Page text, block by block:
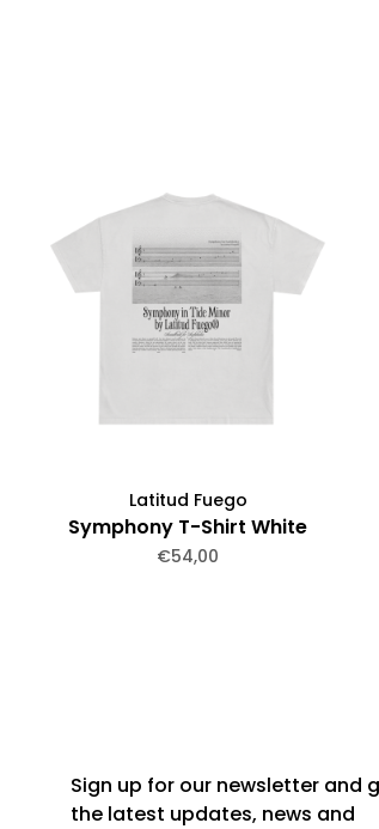
Latitud Fuego
Symphony T-Shirt White
€54,00
Sign up for our newsletter and
the latest updates, news and